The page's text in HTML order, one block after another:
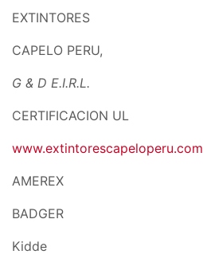
EXTINTORES
CAPELO PERU,
G & D E.I.R.L.
CERTIFICACION UL
www.extintorescapeloperu.com
AMEREX
BADGER
Kidde